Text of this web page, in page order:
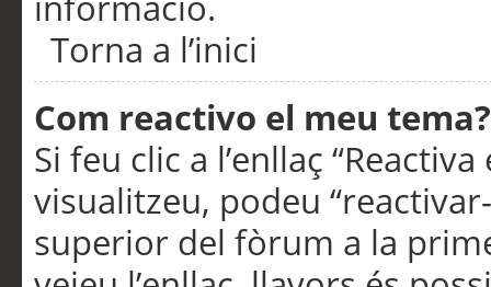
Torna a l’inici
Com reactivo el meu tema?
Si feu clic a l’enllaç
visualitzeu, podeu
superior del fòrum a la